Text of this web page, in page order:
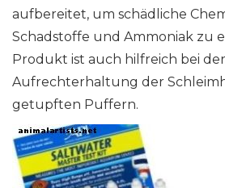
aufbereitet, um schädliche
Schadstoffe und Ammoniak zu
Produkt ist auch hilfreich bei der
Aufrechterhaltung der
getupften Puffern.